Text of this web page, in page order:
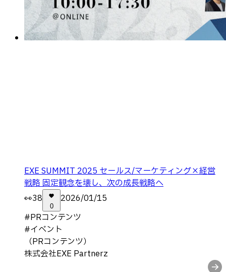
EXE SUMMIT 2025 セールス/マーケティング×経営
戦略 固定観念を壊し、次の成長戦略へ
👀38
0
2026/01/15
#PRコンテンツ
#イベント
（PRコンテンツ）
株式会社EXE Partnerz